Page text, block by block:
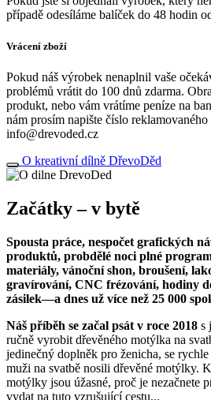
případě odesíláme balíček do 48 hodin
Vrácení zboží
Pokud náš výrobek nenaplnil vaše
problémů vrátit do 100 dnů zdarma.
produkt, nebo vám vrátíme peníze na
nám prosím napište číslo
info@drevoded.cz
O kreativní dílně DřevoDěd
Začátky – v bytě
Spousta práce, nespočet grafických
produktů, probdělé noci plné
materiály, vánoční shon, broušení,
gravírování, CNC frézování, hodiny
zásilek—a dnes už více než 25 000
Náš příběh se začal psát v roce 2018 s
ručně vyrobit dřevěného motýlka na
jedinečný doplněk pro ženicha, se
muži na svatbě nosili dřevěné motýlky.
motýlky jsou úžasné, proč je nezačnete
vydat na tuto vzrušující cestu...